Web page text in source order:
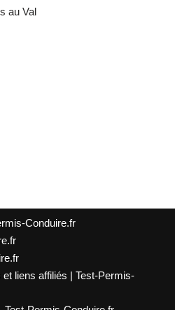
au Val
Conduire.fr
liens affiliés | Test-Permis-